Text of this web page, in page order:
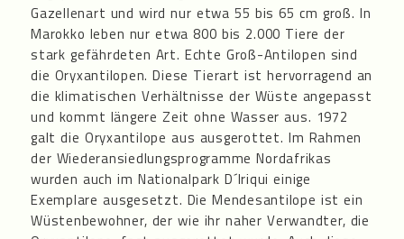
Gazellenart und wird nur etwa 55 bis 65 cm groß. In
Marokko leben nur etwa 800 bis 2.000 Tiere der
stark gefährdeten Art. Echte Groß-Antilopen sind
die Oryxantilopen. Diese Tierart ist hervorragend an
die klimatischen Verhältnisse der Wüste angepasst
und kommt längere Zeit ohne Wasser aus. 1972
galt die Oryxantilope aus ausgerottet. Im Rahmen
der Wiederansiedlungsprogramme Nordafrikas
wurden auch im Nationalpark D´Iriqui einige
Exemplare ausgesetzt. Die Mendesantilope ist ein
Wüstenbewohner, der wie ihr naher Verwandter, die